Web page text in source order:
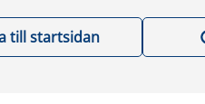
till startsidan